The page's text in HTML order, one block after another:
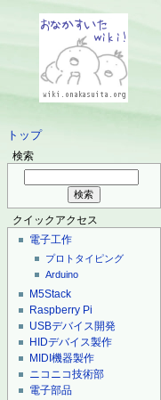
トップ
検索
クイックアクセス
電子工作
プロトタイピング
Arduino
M5Stack
Raspberry Pi
USBデバイス開発
HIDデバイス製作
MIDI機器製作
ニコニコ技術部
電子部品